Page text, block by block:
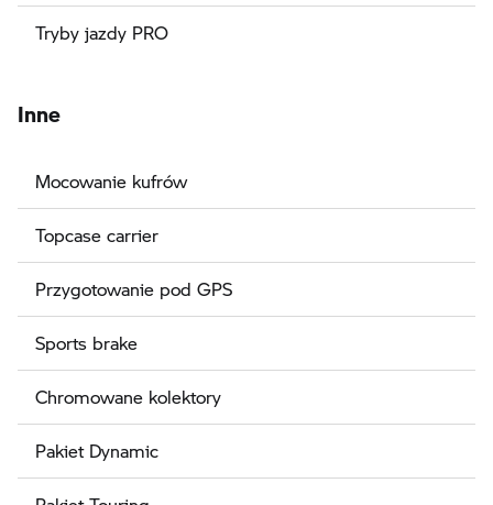
Tryby jazdy PRO
Inne
Mocowanie kufrów
Topcase carrier
Przygotowanie pod GPS
Sports brake
Chromowane kolektory
Pakiet Dynamic